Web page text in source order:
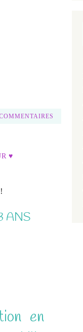
♥
ANS
en